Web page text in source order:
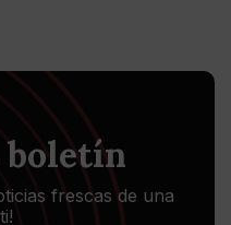
boletín
frescas de una